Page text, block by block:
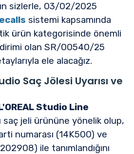
sizlerle, 03/02/2025
sistemi kapsamında
ürün kategorisinde önemli
olan SR/00540/25
ele alacağız.
Saç Jölesi Uyarısı ve
Studio Line
saç jeli ürününe yönelik olup,
numarası (14K500) ve
ile tanımlandığını